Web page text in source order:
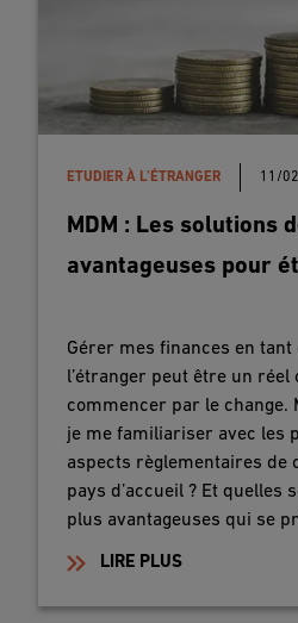
ETUDIER À L'ÉTRANGER 11/
MDM : Les solutions
avantageuses pour
Gérer mes finances en tant
l’étranger peut être un réel
commencer par le change.
je me familiariser avec les
aspects règlementaires de
pays d’accueil ? Et quelles
plus avantageuses qui se
LIRE PLUS